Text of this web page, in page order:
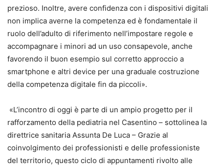
prezioso. Inoltre, avere confidenza con i dispositivi digitali
non implica averne la competenza ed è fondamentale il
ruolo dell’adulto di riferimento nell’impostare regole e
accompagnare i minori ad un uso consapevole, anche
favorendo il buon esempio sul corretto approccio a
smartphone e altri device per una graduale costruzione
della competenza digitale fin da piccoli».
«L’incontro di oggi è parte di un ampio progetto per il
rafforzamento della pediatria nel Casentino – sottolinea la
direttrice sanitaria Assunta De Luca – Grazie al
coinvolgimento dei professionisti e delle professioniste
del territorio, questo ciclo di appuntamenti rivolto alle